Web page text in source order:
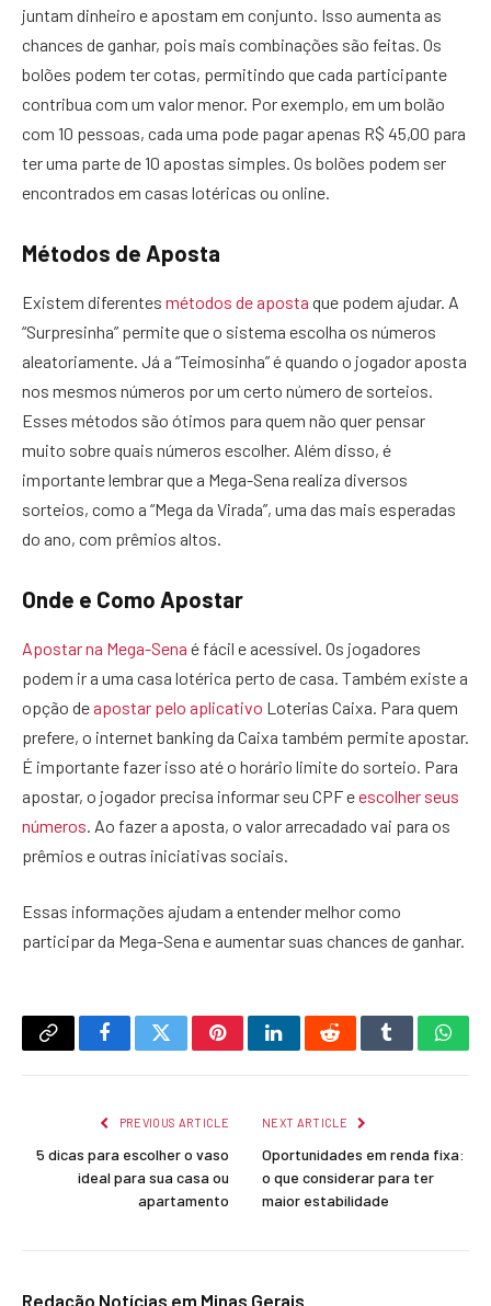
juntam dinheiro e apostam em conjunto. Isso aumenta as
chances de ganhar, pois mais combinações são feitas. Os
bolões podem ter cotas, permitindo que cada participante
contribua com um valor menor. Por exemplo, em um bolão
com 10 pessoas, cada uma pode pagar apenas R$ 45,00 para
ter uma parte de 10 apostas simples. Os bolões podem ser
encontrados em casas lotéricas ou online.
Métodos de Aposta
Existem diferentes métodos de aposta que podem ajudar. A
“Surpresinha” permite que o sistema escolha os números
aleatoriamente. Já a “Teimosinha” é quando o jogador aposta
nos mesmos números por um certo número de sorteios.
Esses métodos são ótimos para quem não quer pensar
muito sobre quais números escolher. Além disso, é
importante lembrar que a Mega-Sena realiza diversos
sorteios, como a “Mega da Virada”, uma das mais esperadas
do ano, com prêmios altos.
Onde e Como Apostar
Apostar na Mega-Sena é fácil e acessível. Os jogadores
podem ir a uma casa lotérica perto de casa. Também existe a
opção deapostar pelo aplicativo Loterias Caixa. Para quem
prefere, o internet banking da Caixa também permite apostar.
É importante fazer isso até o horário limite do sorteio. Para
apostar, o jogador precisa informar seu CPF eescolher seus
números . Ao fazer a aposta, o valor arrecadado vai para os
prêmios e outras iniciativas sociais.
Essas informações ajudam a entender melhor como
participar da Mega-Sena e aumentar suas chances de ganhar.
Copy
FacebookTwitterPinterestLinkedInRedditTumblr
PREVIOUS ARTICLE
5 dicas para escolher o vaso
ideal para sua casa ou
apartamento
NEXT ARTICLE
Oportunidades em renda fixa:
o que considerar para ter
maior estabilidade
Redação Notícias em Minas Gerais